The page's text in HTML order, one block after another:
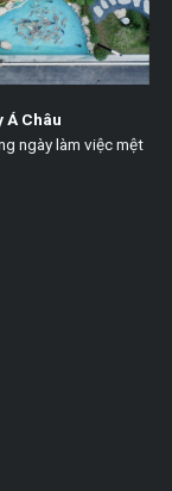
Á Châu
ngày làm việc mệt